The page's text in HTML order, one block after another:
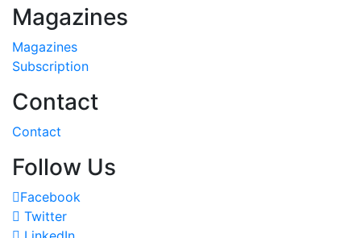
Magazines
Magazines
Subscription
Contact
Contact
Follow Us
Facebook
Twitter